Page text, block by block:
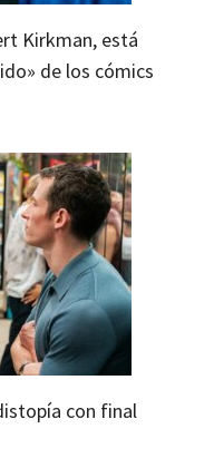
Kirkman, está
de los cómics
con final